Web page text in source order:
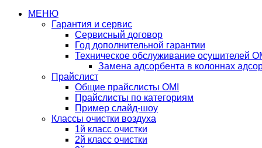
МЕНЮ
Гарантия и сервис
Сервисный договор
Год дополнительной гарантии
Техническое обслуживание осушителей
Замена адсорбента в колоннах
Прайслист
Общие прайслисты OMI
Прайслисты по категориям
Пример слайд-шоу
Классы очистки воздуха
1й класс очистки
2й класс очистки